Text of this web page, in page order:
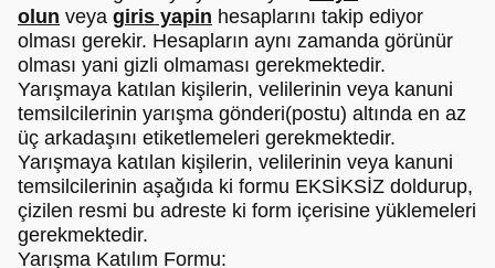
olun veya giris yapin hesaplarını takip ediyor
olması gerekir. Hesapların aynı zamanda görünür
olması yani gizli olmaması gerekmektedir.
Yarışmaya katılan kişilerin, velilerinin veya kanuni
temsilcilerinin yarışma gönderi(postu) altında en az
üç arkadaşını etiketlemeleri gerekmektedir.
Yarışmaya katılan kişilerin, velilerinin veya kanuni
temsilcilerinin aşağıda ki formu EKSİKSİZ doldurup,
çizilen resmi bu adreste ki form içerisine yüklemeleri
gerekmektedir.
Yarışma Katılım Formu: